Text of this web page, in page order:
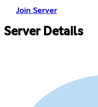
Join Server
Server Details